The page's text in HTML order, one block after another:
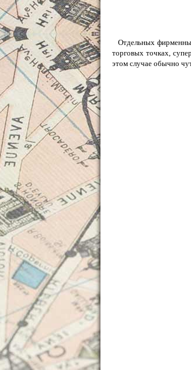
Отдельных
торговых точках,
этом случае обычно